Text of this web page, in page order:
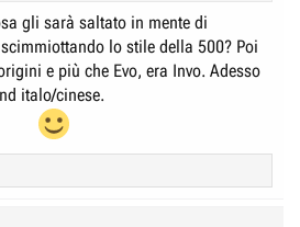
gli sarà saltato in mente di
lo stile della 500? Poi
e più che Evo, era Invo. Adesso
italo/cinese.